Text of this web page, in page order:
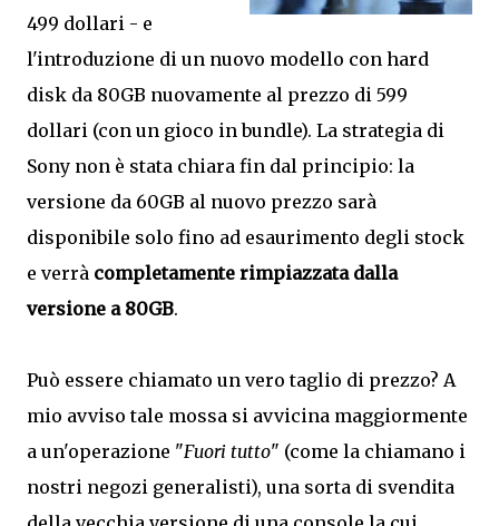
499 dollari - e
l'introduzione di un nuovo modello con hard
disk da 80GB nuovamente al prezzo di 599
dollari (con un gioco in bundle). La strategia di
Sony non è stata chiara fin dal principio: la
versione da 60GB al nuovo prezzo sarà
disponibile solo fino ad esaurimento degli stock
e verrà completamente rimpiazzata dalla
versione a 80GB.
Può essere chiamato un vero taglio di prezzo? A
mio avviso tale mossa si avvicina maggiormente
a un'operazione "Fuori tutto" (come la chiamano i
nostri negozi generalisti), una sorta di svendita